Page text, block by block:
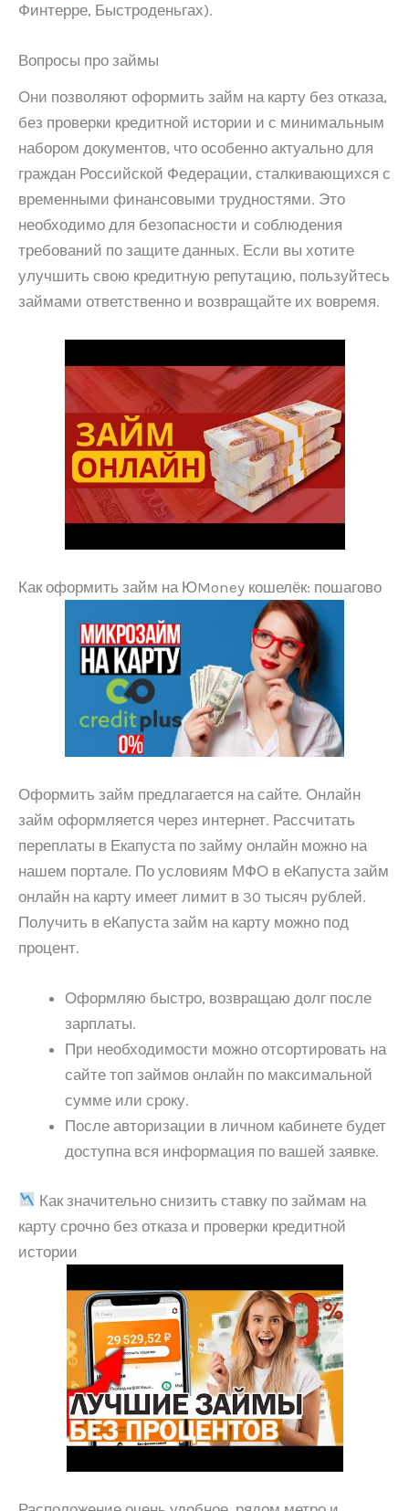
Финтерре, Быстроденьгах).
Вопросы про займы
Они позволяют оформить займ на карту без отказа,
без проверки кредитной истории и с минимальным
набором документов, что особенно актуально для
граждан Российской Федерации, сталкивающихся с
временными финансовыми трудностями. Это
необходимо для безопасности и соблюдения
требований по защите данных. Если вы хотите
улучшить свою кредитную репутацию, пользуйтесь
займами ответственно и возвращайте их вовремя.
Как оформить займ на ЮMoney кошелёк: пошагово
Оформить займ предлагается на сайте. Онлайн
займ оформляется через интернет. Рассчитать
переплаты в Екапуста по займу онлайн можно на
нашем портале. По условиям МФО в еКапуста займ
онлайн на карту имеет лимит в 30 тысяч рублей.
Получить в еКапуста займ на карту можно под
процент.
Оформляю быстро, возвращаю долг после
зарплаты.
При необходимости можно отсортировать на
сайте топ займов онлайн по максимальной
сумме или сроку.
После авторизации в личном кабинете будет
доступна вся информация по вашей заявке.
Как значительно снизить ставку по займам на
карту срочно без отказа и проверки кредитной
истории